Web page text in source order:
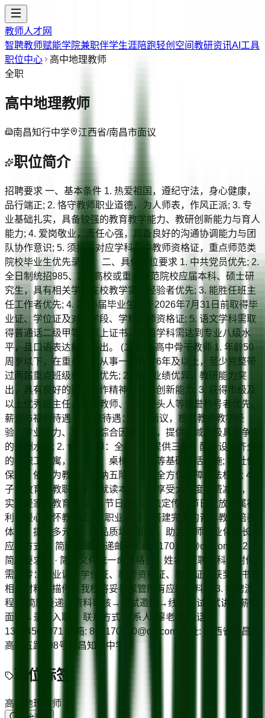
教师人才网
智聘教师赋能学院兼职伴学生涯陪跑轻创空间教研资讯AI工具
职位中心
高中地理教师
全职
高中地理教师
南昌知行中学 江西省/南昌市面议
职位简介
招聘要求 一、基本条件 1. 热爱祖国，遵纪守法，身心健康，
品行端正; 2. 恪守教师职业道德，为人师表，作风正派; 3. 专
业基础扎实，具备较强的教育教学能力、教研创新能力与育人
能力; 4. 爱岗敬业，责任心强，具备良好的沟通协调能力与团
队协作意识; 5. 须持有对应学科高中教师资格证，重点师范类
院校毕业生优先录用。 二、具体岗位要求 1. 中共党员优先; 2.
全日制统招985、211高校或重点师范院校应届本科、硕士研
究生，具有相关学科在校教学实习经验者优先; 3. 能胜任班主
任工作者优先; 4. 2026届毕业生须于2026年7月31日前取得毕
业证、学位证及对应学段、学科教师资格证; 5. 语文学科需取
得普通话二级甲等及以上证书，英语学科需达到专业八级水
平，且口语表达能力突出。 (二)初、高中骨干教师 1. 年龄50
周岁以下，在重点名校从事一线教学6年及以上，至少完整带
过两届重点班级教学者优先; 2. 教学业绩优异，教研能力突
出，具有良好的团队协作精神与学术创新能力; 3. 获得市级及
以上优秀班主任、优秀教师、学科带头人等荣誉称号者优先。
薪资与福利待遇 1. 薪资待遇：薪资面议，根据教师教学经
验、专业能力、职称等综合因素定级，提供区域内极具竞争力
的薪酬水平; 2. 食宿保障：全年免费提供三餐，配备设施齐全
的教职工公寓，内含床、桌椅、衣柜等基础生活设施; 3. 社保
保障：依法为教职工缴纳五险一金，全方位保障合法权益; 4.
子女教育：教职工子女就读本校，可享受大幅度学费减免，切
实减轻家庭教育负担; 5. 节日福利：法定传统节日发放专属福
利，暖心关怀教职工; 6. 职业发展：搭建完善的青年教师培养
体系，提供多元化、高品质培训机会，助力教师专业化成长。
应聘方式 1. 简历投递 投递邮箱：807170110@qq.com。 2.
简历要求： · 简历文件统一命名格式：姓名+应聘学科; · 附件
需上传：毕业证、学位证、教师资格证、职称证、获奖证书等
相关材料扫描件，我校将妥善保管所有应聘材料。 3. 招聘流
程： 简历投递→资料审核→面试邀约→线下笔试+试讲→薪资
面谈→录用入职。 联系方式 联系人: 辜老师 电话:
13184565071 邮箱: 807170110@qq.com 地址: 江西省南昌市
高新五路398号南昌知行中学
职位标签
高中地理教师